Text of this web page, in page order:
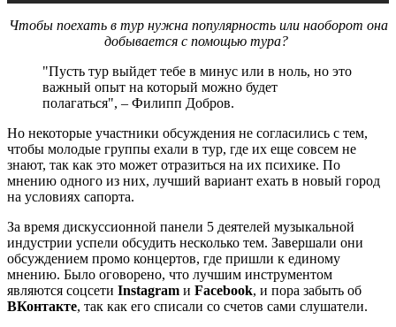
Чтобы поехать в тур нужна популярность или наоборот она
добывается с помощью тура?
"Пусть тур выйдет тебе в минус или в ноль, но это
важный опыт на который можно будет
полагаться", – Филипп Добров.
Но некоторые участники обсуждения не согласились с тем,
чтобы молодые группы ехали в тур, где их еще совсем не
знают, так как это может отразиться на их психике. По
мнению одного из них, лучший вариант ехать в новый город
на условиях сапорта.
За время дискуссионной панели 5 деятелей музыкальной
индустрии успели обсудить несколько тем. Завершали они
обсуждением промо концертов, где пришли к единому
мнению. Было оговорено, что лучшим инструментом
являются соцсети Instagram и Facebook, и пора забыть об
ВКонтакте, так как его списали со счетов сами слушатели.